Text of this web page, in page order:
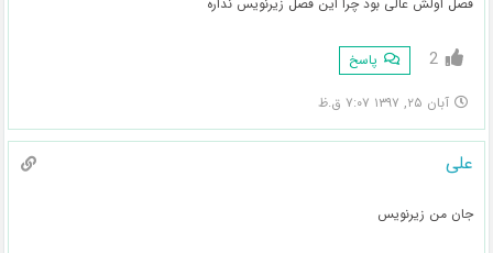
2 پاسخ
آبان ۲۵, ۱۳۹۷ ۷:۰۷ ق.ظ
علی
جان من زیرنویس